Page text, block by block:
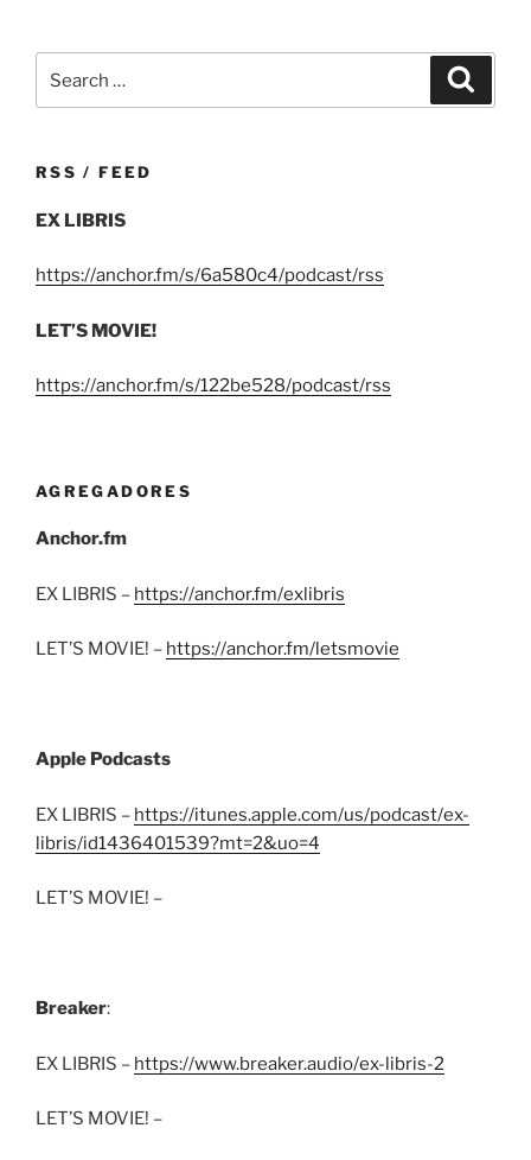
for:
RSS / FEED
EX LIBRIS
https://anchor.fm/s/6a580c4/podcast/rss
LET’S MOVIE!
https://anchor.fm/s/122be528/podcast/rss
AGREGADORES
Anchor.fm
EX LIBRIS – https://anchor.fm/exlibris
LET’S MOVIE! – https://anchor.fm/letsmovie
Apple Podcasts
EX LIBRIS – https://itunes.apple.com/us/podcast/ex-
libris/id1436401539?mt=2&uo=4
LET’S MOVIE! –
Breaker:
EX LIBRIS – https://www.breaker.audio/ex-libris-2
LET’S MOVIE! –